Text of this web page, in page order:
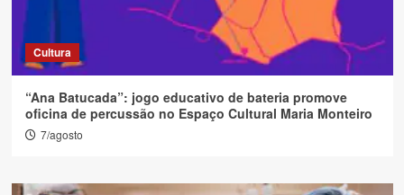
Cultura
“Ana Batucada”: jogo educativo de bateria promove
oficina de percussão no Espaço Cultural Maria Monteiro
7/agosto